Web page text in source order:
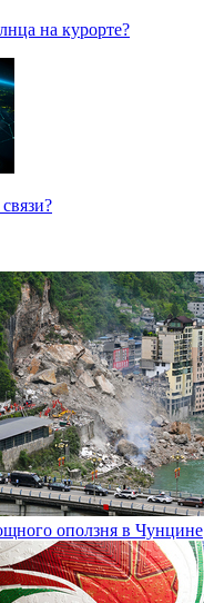
на курорте?
оползня в Чунцине